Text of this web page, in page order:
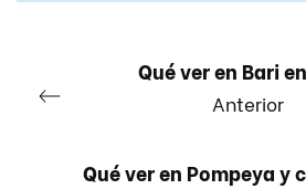
Qué ver en Bari
Anterior
Qué ver en Pompeya y